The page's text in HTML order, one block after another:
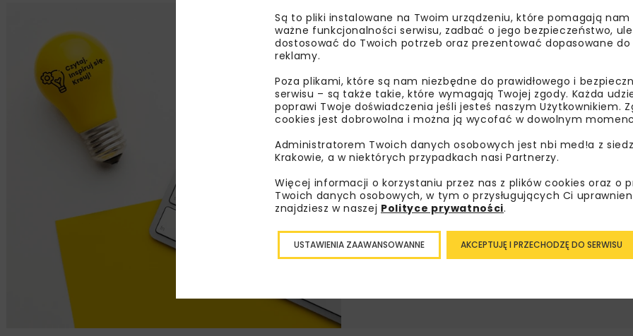
Zapisz się do newslettera aby
branżowe, zaproszenia na wydarzenia,
akcje specjalne.
Zapoznałam/em się zPolityką Prywatnościi
otrzymywanie na podany przeze mnie adres e-
newslettera.
Są to pliki instalowane na Twoim urządzeniu, które pomagają nam
ważne funkcjonalności serwisu, zadbać o jego bezpieczeństwo,
dostosować do Twoich potrzeb oraz prezentować dopasowane
reklamy.
Poza plikami, które są nam niezbędne do prawidłowego i
serwisu – są także takie, które wymagają Twojej zgody. Każda
poprawi Twoje doświadczenia jeśli jesteś naszym Użytkownikiem.
cookies jest dobrowolna i można ją wycofać w dowolnym
Administratorem Twoich danych osobowych jest nbi med!a z
Krakowie, a w niektórych przypadkach nasi Partnerzy.
Więcej informacji o korzystaniu przez nas z plików cookies oraz o
Twoich danych osobowych, w tym o przysługujących Ci
znajdziesz w naszej Polityce prywatności.
AKCEPTUJĘ I PRZECHODZĘ DO SERWISU
USTAWIENIA ZAAWANSOWANNE